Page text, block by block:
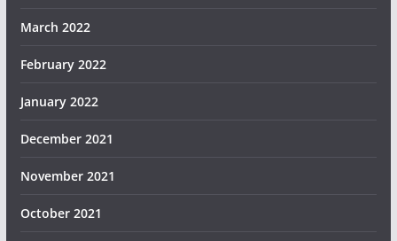
March 2022
February 2022
January 2022
December 2021
November 2021
October 2021